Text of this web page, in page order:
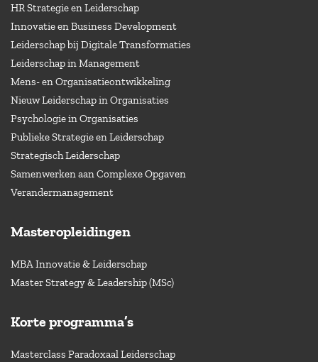
HR Strategie en Leiderschap
Innovatie en Business Development
Leiderschap bij Digitale Transformaties
Leiderschap in Management
Mens- en Organisatieontwikkeling
Nieuw Leiderschap in Organisaties
Psychologie in Organisaties
Publieke Strategie en Leiderschap
Strategisch Leiderschap
Samenwerken aan Complexe Opgaven
Verandermanagement
Masteropleidingen
MBA Innovatie & Leiderschap
Master Strategy & Leadership (MSc)
Korte programma’s
Masterclass Paradoxaal Leiderschap